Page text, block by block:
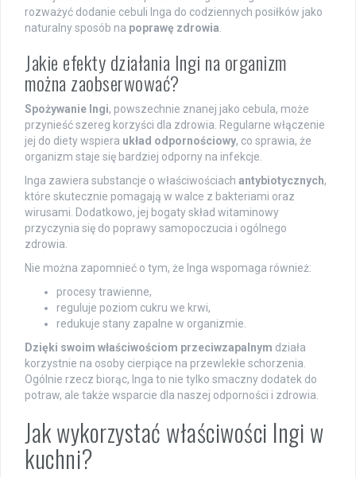
rozważyć dodanie cebuli Inga do codziennych posiłków jako
naturalny sposób na poprawę zdrowia
Jakie efekty działania Ingi na organizm
można zaobserwować?
Spożywanie Ingi, powszechnie znanej jako cebula, może
przynieść szereg korzyści dla zdrowia. Regularne włączenie
jej do diety wspiera układ odpornościowy, co sprawia, że
organizm staje się bardziej odporny na infekcje.
Inga zawiera substancje o właściwościach antybiotycznych,
które skutecznie pomagają w walce z bakteriami oraz
wirusami. Dodatkowo, jej bogaty skład witaminowy
przyczynia się do poprawy samopoczucia i ogólnego
zdrowia.
Nie można zapomnieć o tym, że Inga wspomaga również:
procesy trawienne,
reguluje poziom cukru we krwi,
redukuje stany zapalne w organizmie.
Dzięki swoim właściwościom przeciwzapalnym działa
korzystnie na osoby cierpiące na przewlekłe schorzenia.
Ogólnie rzecz biorąc, Inga to nie tylko smaczny dodatek do
potraw, ale także wsparcie dla naszej odporności i zdrowia.
Jak wykorzystać właściwości Ingi w
kuchni?